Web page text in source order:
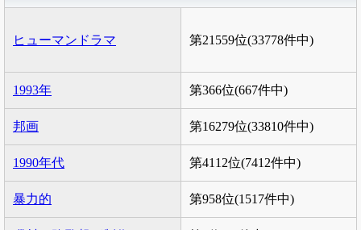
ヒューマンドラマ 第21559位(33778件中)
1993年 第366位(667件中)
邦画 第16279位(33810件中)
1990年代 第4112位(7412件中)
暴力的 第958位(1517件中)